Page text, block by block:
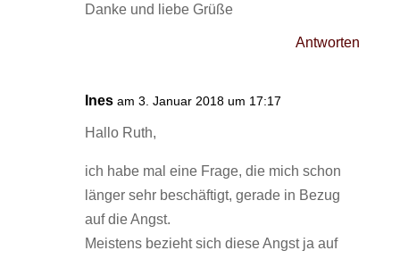
Danke und liebe Grüße
Antworten
Ines am 3. Januar 2018 um 17:17
Hallo Ruth,
ich habe mal eine Frage, die mich schon
länger sehr beschäftigt, gerade in Bezug
auf die Angst.
Meistens bezieht sich diese Angst ja auf